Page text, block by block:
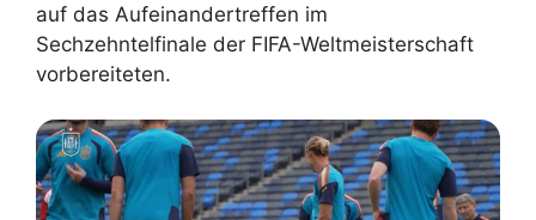
auf das Aufeinandertreffen im
Sechzehntelfinale der FIFA-Weltmeisterschaft
vorbereiteten.